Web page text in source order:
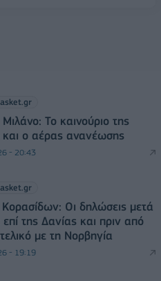
Το καινούριο της
και ο αέρας ανανέωσης
- 20:43
Κορασίδων: Οι δηλώσεις μετά
επί της Δανίας και πριν από
με τη Νορβηγία
- 19:19